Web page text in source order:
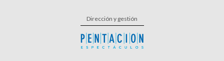
Dirección y gestión